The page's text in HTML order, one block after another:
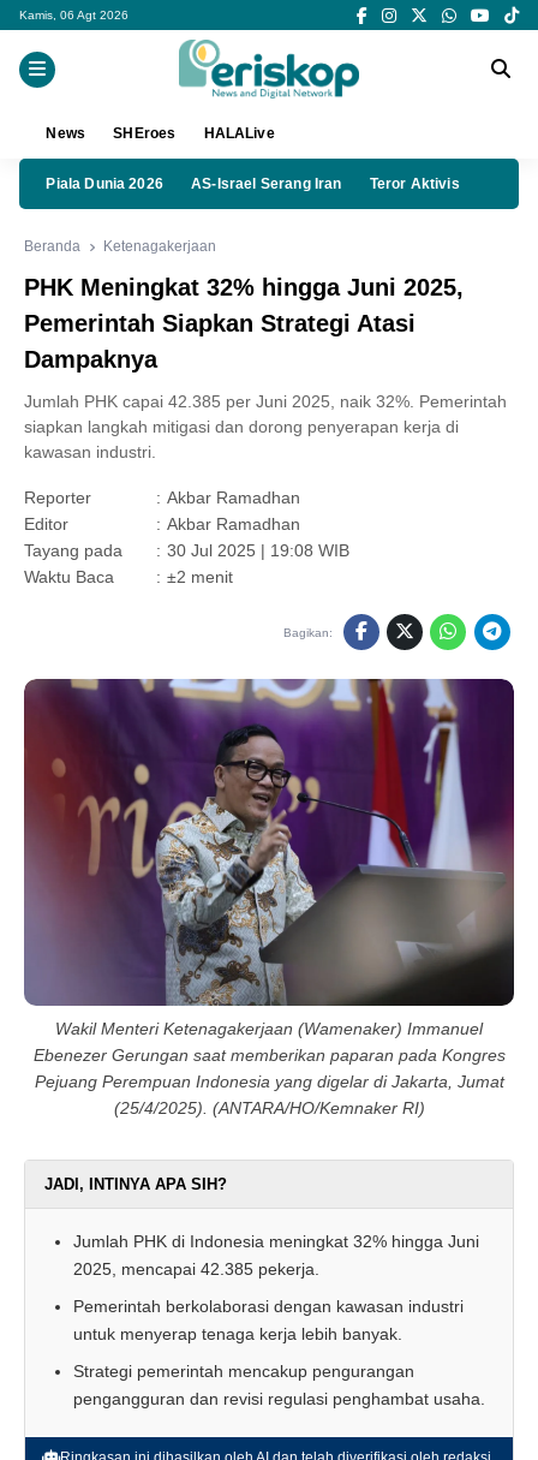
Kamis, 06 Agt 2026
News SHEroes HALALive
Piala Dunia 2026 AS-Israel Serang Iran Teror Aktivis
Beranda Ketenagakerjaan
PHK Meningkat 32% hingga Juni 2025,
Pemerintah Siapkan Strategi Atasi
Dampaknya
Jumlah PHK capai 42.385 per Juni 2025, naik 32%. Pemerintah
siapkan langkah mitigasi dan dorong penyerapan kerja di
kawasan industri.
Reporter : Akbar Ramadhan
Editor
: Akbar Ramadhan
Tayang pada
: 30 Jul 2025 | 19:08 WIB
Waktu Baca
: ±2 menit
Bagikan:
Wakil Menteri Ketenagakerjaan (Wamenaker) Immanuel
Ebenezer Gerungan saat memberikan paparan pada Kongres
Pejuang Perempuan Indonesia yang digelar di Jakarta, Jumat
(25/4/2025). (ANTARA/HO/Kemnaker RI)
JADI, INTINYA APA SIH?
Jumlah PHK di Indonesia meningkat 32% hingga Juni
2025, mencapai 42.385 pekerja.
Pemerintah berkolaborasi dengan kawasan industri
untuk menyerap tenaga kerja lebih banyak.
Strategi pemerintah mencakup pengurangan
pengangguran dan revisi regulasi penghambat usaha.